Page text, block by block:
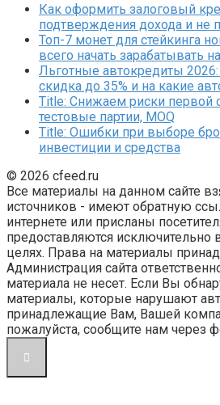
Как оформить залоговый
подтверждения дохода и не
Топ-7 монет для стейкинга
всего начать зарабатывать
Льготные автокредиты
скидка до 35% и на какие
Title: Снижаем риски первой
тестовые партии, MOQ
Title: Ошибки при выборе
инвестиции и средства
© 2026 cfeed.ru
Все материалы на данном сайте
источников - имеют обратную
интернете или присланы
предоставляются исключительно
целях. Права на материалы
Администрация сайта
материала не несет. Если Вы
материалы, которые нарушают
принадлежащие Вам, Вашей
пожалуйста, сообщите нам через